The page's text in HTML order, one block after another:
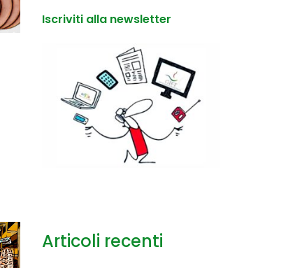
Iscriviti alla newsletter
Articoli recenti